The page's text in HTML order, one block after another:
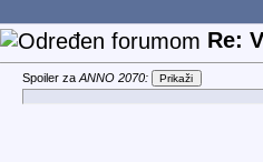
Re:
Spoiler zaANNO 2070: